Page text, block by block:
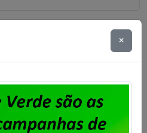
abre prazo
de cartas de
para
×